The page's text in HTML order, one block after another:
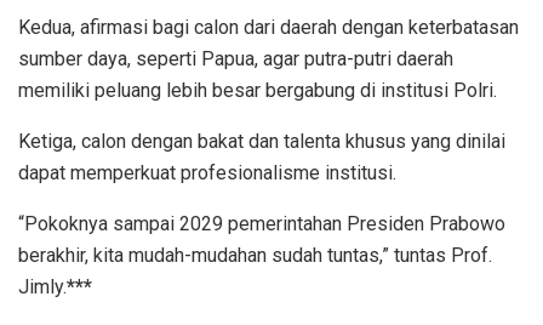
Kedua, afirmasi bagi calon dari daerah dengan keterbatasan
sumber daya, seperti Papua, agar putra-putri daerah
memiliki peluang lebih besar bergabung di institusi Polri.
Ketiga, calon dengan bakat dan talenta khusus yang dinilai
dapat memperkuat profesionalisme institusi.
“Pokoknya sampai 2029 pemerintahan Presiden Prabowo
berakhir, kita mudah-mudahan sudah tuntas,” tuntas Prof.
Jimly.***